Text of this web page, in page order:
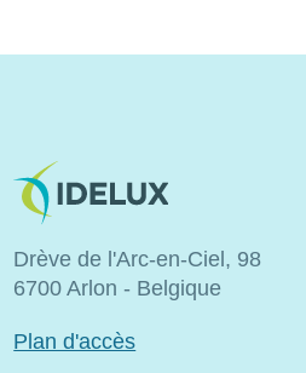
Image
Drève de l'Arc-en-Ciel, 98
6700 Arlon - Belgique
Plan d'accès